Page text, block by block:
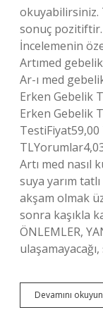
okuyabilirsiniz.
sonuç
İncelemenin
Artımed
Ar-ı med
Erken Gebelik
Erken Gebelik
TestiFiyat59,00
Artı med nasıl
suya yarım tatlı
akşam olmak
sonra kaşıkla
ÖNLEMLER,
Devamını okuyun